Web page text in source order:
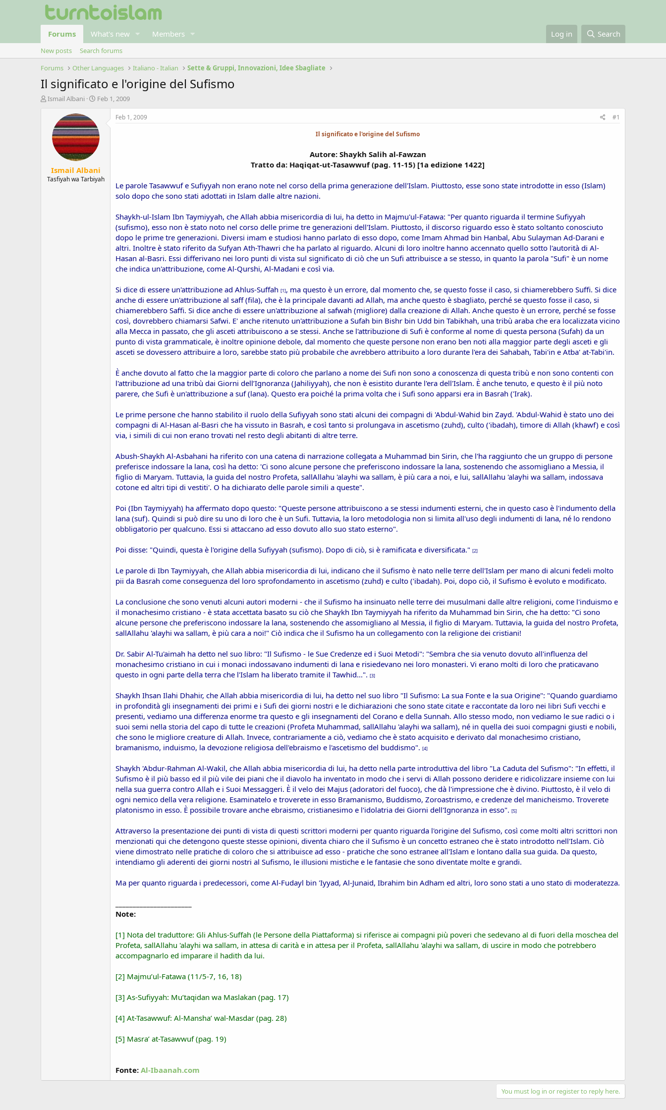
Forums What's new Members Log in Search
New posts
Search forums
Forums
Other Languages Italiano - Italian Sette & Gruppi, Innovazioni, Idee Sbagliate
Il significato e l'origine del Sufismo
T
r
Ismail Albani
S
r
t
d
a
e
Feb 1, 2009
Ismail Albani
Tasfiyah wa Tarbiyah
Feb 1, 2009
#1
Il significato e l'origine del Sufismo
Autore: Shaykh Salih al-Fawzan
Tratto da: Haqiqat-ut-Tasawwuf (pag. 11-15) [1a edizione 1422]
Le parole Tasawwuf e Sufiyyah non erano note nel corso della prima generazione dell'Islam. Piuttosto, esse sono state introdotte in esso (Islam)
solo dopo che sono stati adottati in Islam dalle altre nazioni.
Shaykh-ul-Islam Ibn Taymiyyah, che Allah abbia misericordia di lui, ha detto in Majmu'ul-Fatawa: "Per quanto riguarda il termine Sufiyyah
(sufismo), esso non è stato noto nel corso delle prime tre generazioni dell'Islam. Piuttosto, il discorso riguardo esso è stato soltanto conosciuto
dopo le prime tre generazioni. Diversi imam e studiosi hanno parlato di esso dopo, come Imam Ahmad bin Hanbal, Abu Sulayman Ad-Darani e
altri. Inoltre è stato riferito da Sufyan Ath-Thawri che ha parlato al riguardo. Alcuni di loro inoltre hanno accennato quello sotto l'autorità di Al-
Hasan al-Basri. Essi differivano nei loro punti di vista sul significato di ciò che un Sufi attribuisce a se stesso, in quanto la parola "Sufi" è un nome
che indica un'attribuzione, come Al-Qurshi, Al-Madani e così via.
Si dice di essere un'attribuzione ad Ahlus-Suffah [1], ma questo è un errore, dal momento che, se questo fosse il caso, si chiamerebbero Suffi. Si dice
anche di essere un'attribuzione al saff (fila), che è la principale davanti ad Allah, ma anche questo è sbagliato, perché se questo fosse il caso, si
chiamerebbero Saffi. Si dice anche di essere un'attribuzione al safwah (migliore) dalla creazione di Allah. Anche questo è un errore, perché se fosse
così, dovrebbero chiamarsi Safwi. E' anche ritenuto un'attribuzione a Sufah bin Bishr bin Udd bin Tabikhah, una tribù araba che era localizzata vicino
alla Mecca in passato, che gli asceti attribuiscono a se stessi. Anche se l'attribuzione di Sufi è conforme al nome di questa persona (Sufah) da un
punto di vista grammaticale, è inoltre opinione debole, dal momento che queste persone non erano ben noti alla maggior parte degli asceti e gli
asceti se dovessero attribuire a loro, sarebbe stato più probabile che avrebbero attribuito a loro durante l'era dei Sahabah, Tabi'in e Atba' at-Tabi'in.
È anche dovuto al fatto che la maggior parte di coloro che parlano a nome dei Sufi non sono a conoscenza di questa tribù e non sono contenti con
l'attribuzione ad una tribù dai Giorni dell’Ignoranza (Jahiliyyah), che non è esistito durante l'era dell'Islam. È anche tenuto, e questo è il più noto
parere, che Sufi è un'attribuzione a suf (lana). Questo era poiché la prima volta che i Sufi sono apparsi era in Basrah ('Irak).
Le prime persone che hanno stabilito il ruolo della Sufiyyah sono stati alcuni dei compagni di 'Abdul-Wahid bin Zayd. 'Abdul-Wahid è stato uno dei
compagni di Al-Hasan al-Basri che ha vissuto in Basrah, e così tanto si prolungava in ascetismo (zuhd), culto ('ibadah), timore di Allah (khawf) e così
via, i simili di cui non erano trovati nel resto degli abitanti di altre terre.
Abush-Shaykh Al-Asbahani ha riferito con una catena di narrazione collegata a Muhammad bin Sirin, che l'ha raggiunto che un gruppo di persone
preferisce indossare la lana, così ha detto: 'Ci sono alcune persone che preferiscono indossare la lana, sostenendo che assomigliano a Messia, il
figlio di Maryam. Tuttavia, la guida del nostro Profeta, sallAllahu 'alayhi wa sallam, è più cara a noi, e lui, sallAllahu 'alayhi wa sallam, indossava
cotone ed altri tipi di vestiti'. O ha dichiarato delle parole simili a queste".
Poi (Ibn Taymiyyah) ha affermato dopo questo: "Queste persone attribuiscono a se stessi indumenti esterni, che in questo caso è l'indumento della
lana (suf). Quindi si può dire su uno di loro che è un Sufi. Tuttavia, la loro metodologia non si limita all'uso degli indumenti di lana, né lo rendono
obbligatorio per qualcuno. Essi si attaccano ad esso dovuto allo suo stato esterno".
Poi disse: "Quindi, questa è l'origine della Sufiyyah (sufismo). Dopo di ciò, si è ramificata e diversificata." [2]
Le parole di Ibn Taymiyyah, che Allah abbia misericordia di lui, indicano che il Sufismo è nato nelle terre dell'Islam per mano di alcuni fedeli molto
pii da Basrah come conseguenza del loro sprofondamento in ascetismo (zuhd) e culto ('ibadah). Poi, dopo ciò, il Sufismo è evoluto e modificato.
La conclusione che sono venuti alcuni autori moderni - che il Sufismo ha insinuato nelle terre dei musulmani dalle altre religioni, come l'induismo e
il monachesimo cristiano - è stata accettata basato su ciò che Shaykh Ibn Taymiyyah ha riferito da Muhammad bin Sirin, che ha detto: "Ci sono
alcune persone che preferiscono indossare la lana, sostenendo che assomigliano al Messia, il figlio di Maryam. Tuttavia, la guida del nostro Profeta,
sallAllahu 'alayhi wa sallam, è più cara a noi!" Ciò indica che il Sufismo ha un collegamento con la religione dei cristiani!
Dr. Sabir Al-Tu'aimah ha detto nel suo libro: "Il Sufismo - le Sue Credenze ed i Suoi Metodi": "Sembra che sia venuto dovuto all'influenza del
monachesimo cristiano in cui i monaci indossavano indumenti di lana e risiedevano nei loro monasteri. Vi erano molti di loro che praticavano
questo in ogni parte della terra che l'Islam ha liberato tramite il Tawhid...". [3]
Shaykh Ihsan Ilahi Dhahir, che Allah abbia misericordia di lui, ha detto nel suo libro "Il Sufismo: La sua Fonte e la sua Origine": "Quando guardiamo
in profondità gli insegnamenti dei primi e i Sufi dei giorni nostri e le dichiarazioni che sono state citate e raccontate da loro nei libri Sufi vecchi e
presenti, vediamo una differenza enorme tra questo e gli insegnamenti del Corano e della Sunnah. Allo stesso modo, non vediamo le sue radici o i
suoi semi nella storia del capo di tutte le creazioni (Profeta Muhammad, sallAllahu 'alayhi wa sallam), né in quella dei suoi compagni giusti e nobili,
che sono le migliore creature di Allah. Invece, contrariamente a ciò, vediamo che è stato acquisito e derivato dal monachesimo cristiano,
bramanismo, induismo, la devozione religiosa dell'ebraismo e l'ascetismo del buddismo". [4]
Shaykh 'Abdur-Rahman Al-Wakil, che Allah abbia misericordia di lui, ha detto nella parte introduttiva del libro "La Caduta del Sufismo": "In effetti, il
Sufismo è il più basso ed il più vile dei piani che il diavolo ha inventato in modo che i servi di Allah possono deridere e ridicolizzare insieme con lui
nella sua guerra contro Allah e i Suoi Messaggeri. È il velo dei Majus (adoratori del fuoco), che dà l'impressione che è divino. Piuttosto, è il velo di
ogni nemico della vera religione. Esaminatelo e troverete in esso Bramanismo, Buddismo, Zoroastrismo, e credenze del manicheismo. Troverete
platonismo in esso. È possibile trovare anche ebraismo, cristianesimo e l'idolatria dei Giorni dell'Ignoranza in esso". [5]
Attraverso la presentazione dei punti di vista di questi scrittori moderni per quanto riguarda l'origine del Sufismo, così come molti altri scrittori non
menzionati qui che detengono queste stesse opinioni, diventa chiaro che il Sufismo è un concetto estraneo che è stato introdotto nell'Islam. Ciò
viene dimostrato nelle pratiche di coloro che si attribuisce ad esso - pratiche che sono estranee all'Islam e lontano dalla sua guida. Da questo,
intendiamo gli aderenti dei giorni nostri al Sufismo, le illusioni mistiche e le fantasie che sono diventate molte e grandi.
Ma per quanto riguarda i predecessori, come Al-Fudayl bin 'Iyyad, Al-Junaid, Ibrahim bin Adham ed altri, loro sono stati a uno stato di moderatezza.
Note:
[1] Nota del traduttore: Gli Ahlus-Suffah (le Persone della Piattaforma) si riferisce ai compagni più poveri che sedevano al di fuori della moschea del
Profeta, sallAllahu 'alayhi wa sallam, in attesa di carità e in attesa per il Profeta, sallAllahu 'alayhi wa sallam, di uscire in modo che potrebbero
accompagnarlo ed imparare il hadith da lui.
[2] Majmu’ul-Fatawa (11/5-7, 16, 18)
[3] As-Sufiyyah: Mu’taqidan wa Maslakan (pag. 17)
[4] At-Tasawwuf: Al-Mansha’ wal-Masdar (pag. 28)
[5] Masra’ at-Tasawwuf (pag. 19)
Fonte: Al-Ibaanah.com
You must log in or register to reply here.